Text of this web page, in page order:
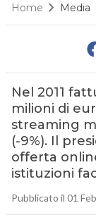
Home Media
Nel 2011
milioni di
streaming
(-9%). Il
offerta
istituzioni
Pubblicato il 01